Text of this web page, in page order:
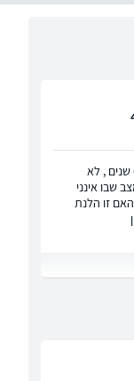
כבר 4
יועצת חינוכית עם וותק 16 שנה וקביעות מעל 6 שנים , לא
שבו אינני
? האם זו הלנת